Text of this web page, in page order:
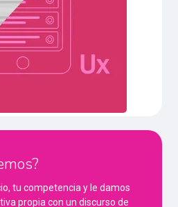
tu competencia y le damos
propia con un discurso de